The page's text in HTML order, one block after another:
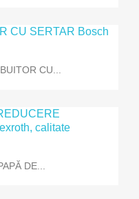
CU...
DE...